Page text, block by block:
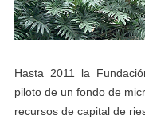
Hasta 2011 la
piloto de un fondo de
recursos de capital de